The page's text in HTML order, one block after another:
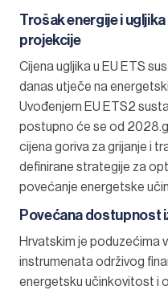
Trošak energije i
projekcije
Cijena ugljika u EU ETS
danas utječe na
Uvođenjem EU ETS2
postupno će se od
cijena goriva za grijanje i
definirane strategije za
povećanje energetske
Povećana dostupnost
Hrvatskim je poduzećima
instrumenata održivog
energetsku učinkovitost i